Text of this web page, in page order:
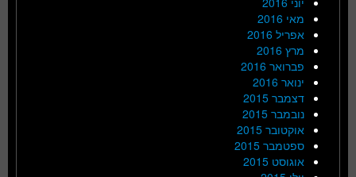
מאי 2016
אפריל 2016
מרץ 2016
פברואר 2016
ינואר 2016
דצמבר 2015
נובמבר 2015
אוקטובר 2015
ספטמבר 2015
אוגוסט 2015